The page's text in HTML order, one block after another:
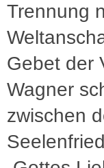
Trennung
Gebet der
Wagner
zwischen